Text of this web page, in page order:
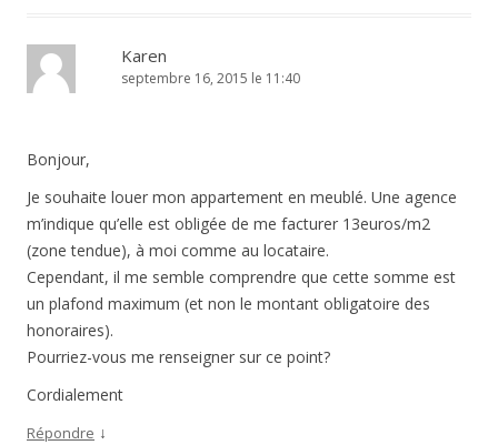
Karen
septembre 16, 2015 le 11:40
Bonjour,
Je souhaite louer mon appartement en meublé. Une agence
m’indique qu’elle est obligée de me facturer 13euros/m2
(zone tendue), à moi comme au locataire.
Cependant, il me semble comprendre que cette somme est
un plafond maximum (et non le montant obligatoire des
honoraires).
Pourriez-vous me renseigner sur ce point?
Cordialement
Répondre ↓